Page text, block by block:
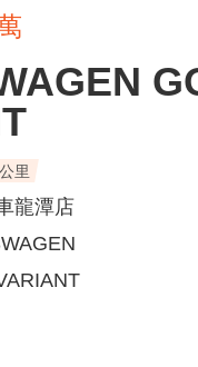
里
龍潭店